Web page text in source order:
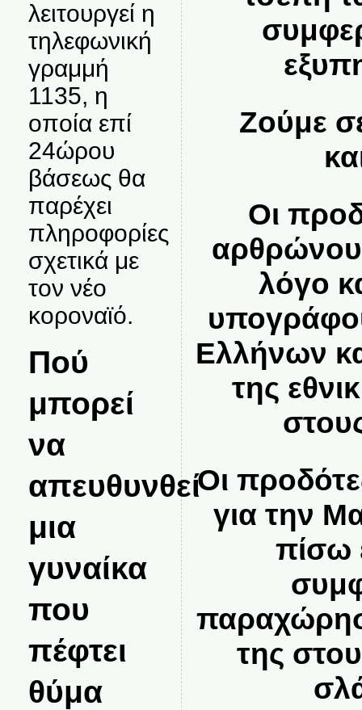
λειτουργεί η
τηλεφωνική
γραμμή
1135, η
οποία επί
24ώρου
βάσεως θα
παρέχει
πληροφορίες
σχετικά με
τον νέο
κοροναϊό.
Πού
μπορεί
να
απευθυνθεί
μια
γυναίκα
που
πέφτει
θύμα
Ζούμε
Οι
λόγο
Ελλήνων
της
Οι
για την
πίσω
της